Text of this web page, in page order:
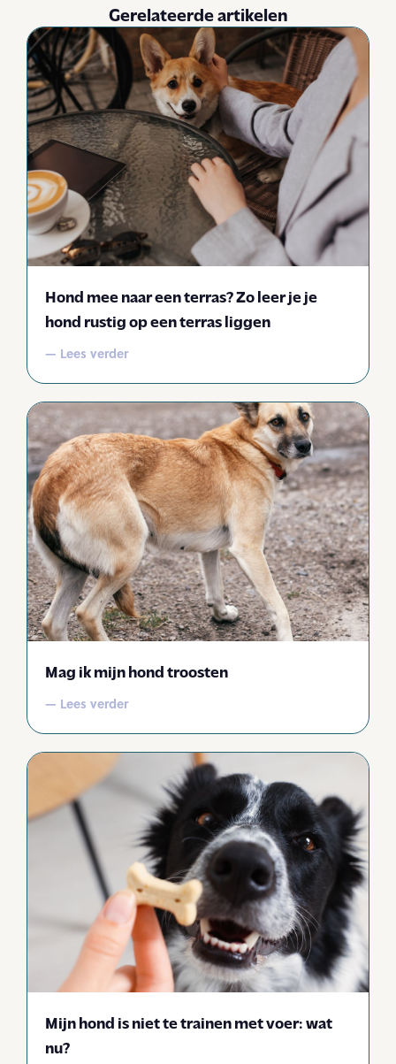
Gerelateerde artikelen
Hond mee naar een terras? Zo leer je je
hond rustig op een terras liggen
— Lees verder
Mag ik mijn hond troosten
— Lees verder
Mijn hond is niet te trainen met voer: wat
nu?